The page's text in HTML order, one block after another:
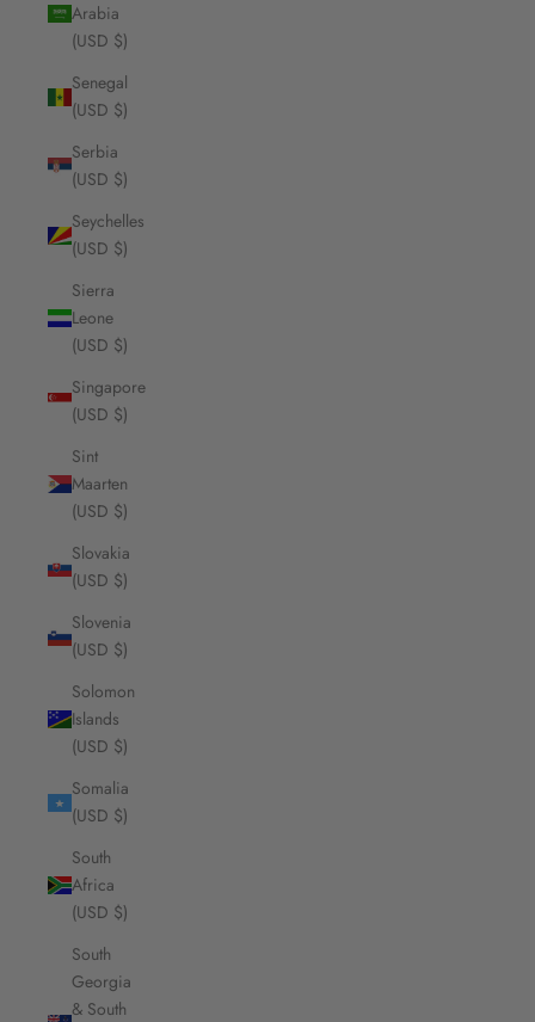
Arabia
(USD $)
Senegal
(USD $)
Serbia
(USD $)
Seychelles
(USD $)
Sierra
Leone
(USD $)
Singapore
(USD $)
Sint
Maarten
(USD $)
Slovakia
(USD $)
Slovenia
(USD $)
Solomon
Islands
(USD $)
Somalia
(USD $)
South
Africa
(USD $)
South
Georgia
& South